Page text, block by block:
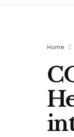
Home